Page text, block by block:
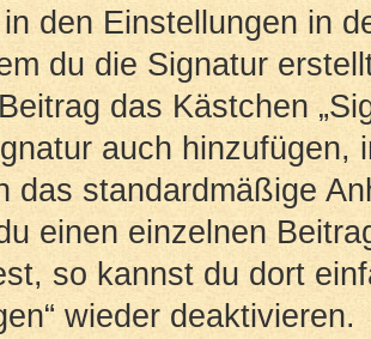
den Einstellungen in
du die Signatur
das Kästchen
auch hinzufügen,
das standardmäßige
einen einzelnen
so kannst du dort
wieder deaktivieren.